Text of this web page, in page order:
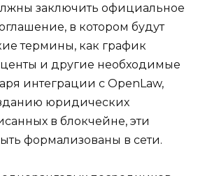
заключить официальное
в котором будут
термины, как график
и другие необходимые
интеграции с OpenLaw,
юридических
в блокчейне, эти
формализованы в сети.